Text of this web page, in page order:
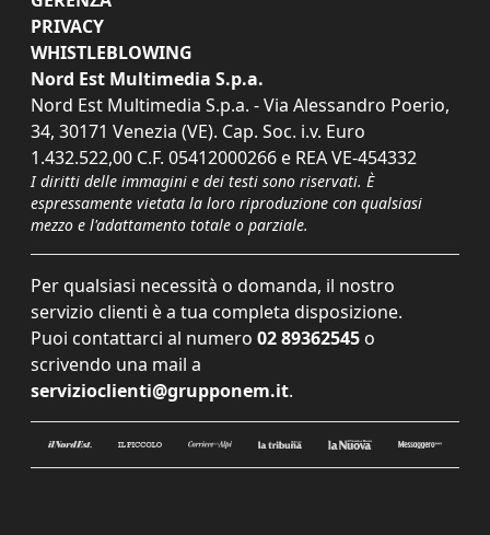
PRIVACY
WHISTLEBLOWING
Nord Est Multimedia S.p.a.
Nord Est Multimedia S.p.a. - Via Alessandro Poerio,
34, 30171 Venezia (VE). Cap. Soc. i.v. Euro
1.432.522,00 C.F. 05412000266 e REA VE-454332
I diritti delle immagini e dei testi sono riservati. È
espressamente vietata la loro riproduzione con qualsiasi
mezzo e l'adattamento totale o parziale.
Per qualsiasi necessità o domanda, il nostro
servizio clienti è a tua completa disposizione.
Puoi contattarci al numero 02 89362545 o
scrivendo una mail a
servizioclienti@grupponem.it.